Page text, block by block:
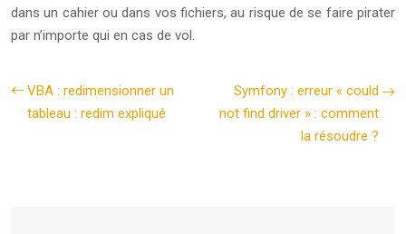
dans un cahier ou dans vos fichiers, au risque de se faire pirater
par n’importe qui en cas de vol.
VBA : redimensionner un
tableau : redim expliqué
Symfony : erreur « could
not find driver » : comment
la résoudre ?